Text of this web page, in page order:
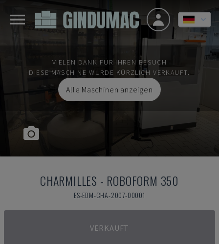
VIELEN DANK FÜR IHREN BESUCH
DIESE MASCHINE WURDE KÜRZLICH VERKAUFT.
Alle Maschinen anzeigen
CHARMILLES - ROBOFORM 350
ES-EDM-CHA-2007-00001
VERKAUFT